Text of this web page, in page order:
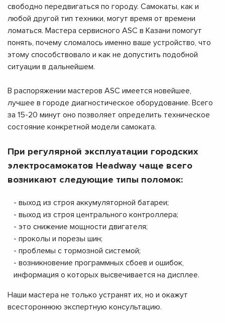
свободно передвигаться по городу. Самокаты, как и
любой другой тип техники, могут время от времени
ломаться. Мастера сервисного ASC в Казани помогут
понять, почему сломалось именно ваше устройство, что
этому способствовало и как не допустить подобной
ситуации в дальнейшем.
В распоряжении мастеров ASC имеется новейшее,
лучшее в городе диагностическое оборудование. Всего
за 15-20 минут оно позволяет определить техническое
состояние конкретной модели самоката.
При регулярной эксплуатации городских
электросамокатов Headway чаще всего
возникают следующие типы поломок:
- выход из строя аккумуляторной батареи;
- выход из строя центрального контроллера;
- это снижение мощности двигателя;
- проколы и порезы шин;
- проблемы с тормозной системой;
- возникновение программных сбоев и ошибок,
информация о которых высвечивается на дисплее.
Наши мастера не только устранят их, но и окажут
всестороннюю экспертную консультацию.